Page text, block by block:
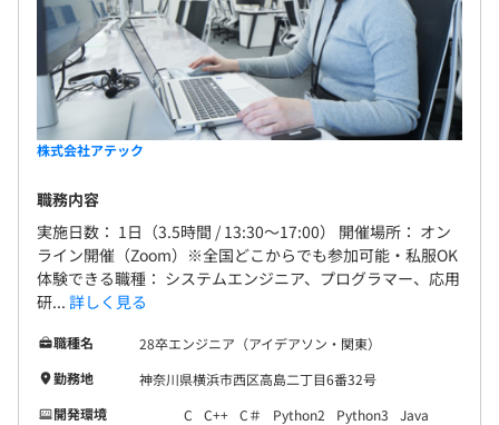
株式会社アテック
職務内容
実施日数： 1日（3.5時間 / 13:30～17:00） 開催場所： オン
ライン開催（Zoom）※全国どこからでも参加可能・私服OK
体験できる職種： システムエンジニア、プログラマー、応用
研... 詳しく見る
職種名
28卒エンジニア（アイデアソン・関東）
勤務地
神奈川県横浜市西区高島二丁目6番32号
開発環境
C C++ C＃ Python2 Python3
Java